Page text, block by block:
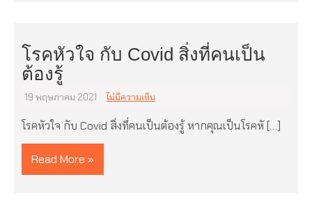
โรคหัวใจ กับ Covid สิ่งที่คนเป็น
ต้องรู้
19 พฤษภาคม 2021 ไม่มีความเห็น
โรคหัวใจ กับ Covid สิ่งที่คนเป็นต้องรู้ หากคุณเป็นโรคหั […]
Read More »